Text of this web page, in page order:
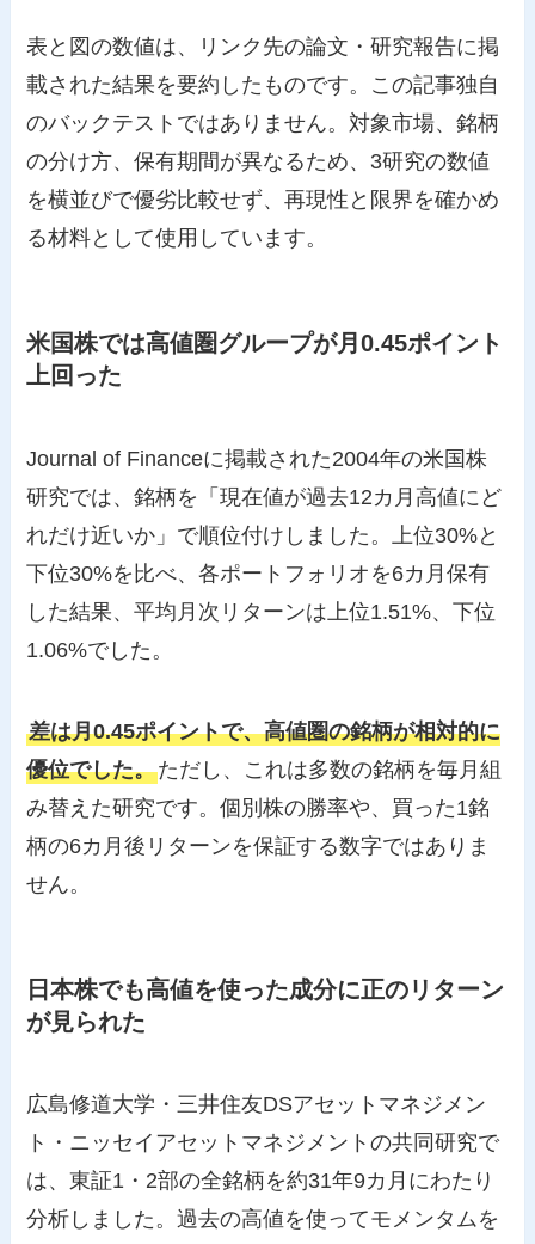
表と図の数値は、リンク先の論文・研究報告に掲
載された結果を要約したものです。この記事独自
のバックテストではありません。対象市場、銘柄
の分け方、保有期間が異なるため、3研究の数値
を横並びで優劣比較せず、再現性と限界を確かめ
る材料として使用しています。
米国株では高値圏グループが月0.45ポイント
上回った
Journal of Financeに掲載された2004年の米国株
研究では、銘柄を「現在値が過去12カ月高値にど
れだけ近いか」で順位付けしました。上位30%と
下位30%を比べ、各ポートフォリオを6カ月保有
した結果、平均月次リターンは上位1.51%、下位
1.06%でした。
差は月0.45ポイントで、高値圏の銘柄が相対的に
優位でした。ただし、これは多数の銘柄を毎月組
み替えた研究です。個別株の勝率や、買った1銘
柄の6カ月後リターンを保証する数字ではありま
せん。
日本株でも高値を使った成分に正のリターン
が見られた
広島修道大学・三井住友DSアセットマネジメン
ト・ニッセイアセットマネジメントの共同研究で
は、東証1・2部の全銘柄を約31年9カ月にわたり
分析しました。過去の高値を使ってモメンタムを